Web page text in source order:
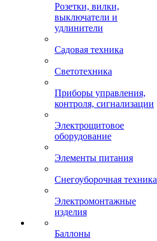
Розетки, вилки,
выключатели и
удлинители
Садовая техника
Светотехника
Приборы управления,
контроля, сигнализации
Электрощитовое
оборудование
Элементы питания
Снегоуборочная техника
Электромонтажные
изделия
Баллоны